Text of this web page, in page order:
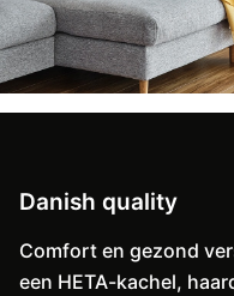
Danish quality
Comfort en gezond
een HETA-kachel,